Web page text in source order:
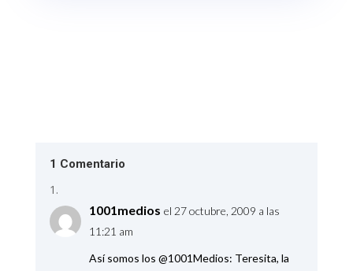
1 Comentario
1001medios el 27 octubre, 2009 a las
11:21 am
Así somos los @1001Medios: Teresita, la